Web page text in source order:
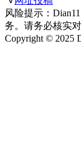
风险提示：
务。请务必核实
Copyright © 2025